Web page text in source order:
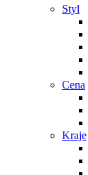
Styl
Cena
Kraje